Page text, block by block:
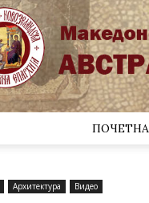
ПОЧЕТНА
Архитектура Видео